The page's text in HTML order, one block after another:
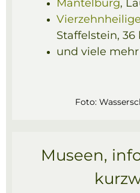
Mantelburg,
Staffelstein, 36
und viele mehr
Foto:
Museen,